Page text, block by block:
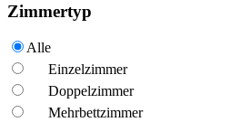
Zimmertyp
Alle
Einzelzimmer
Doppelzimmer
Mehrbettzimmer